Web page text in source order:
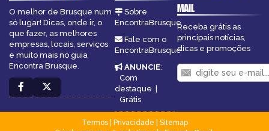
O melhor de Brusque num
só lugar! Dicas, onde ir, o
que fazer, as melhores
empresas, locais, serviços
e muito mais no guia
Encontra Brusque.
Sobre
EncontraBrusque
Fale com o
EncontraBrusque
ANUNCIE:
Com
destaque |
Grátis
MAIL
Receba grátis as
principais notícias,
dicas e promoções
Termos| Privacidade
Sitemap